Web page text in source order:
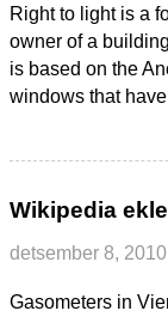
Right to light is a
owner of a
is based on the
windows that
Wikipedia
detsember 8, 2010
Gasometers in